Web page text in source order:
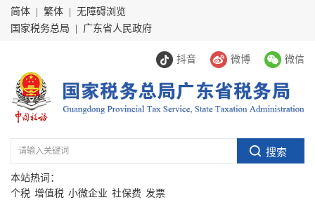
简体 繁体
无障碍浏览
国家税务总局
广东省人民政府
抖音 微博 微信
本站热词：
个税 增值税 小微企业 社保费 发票